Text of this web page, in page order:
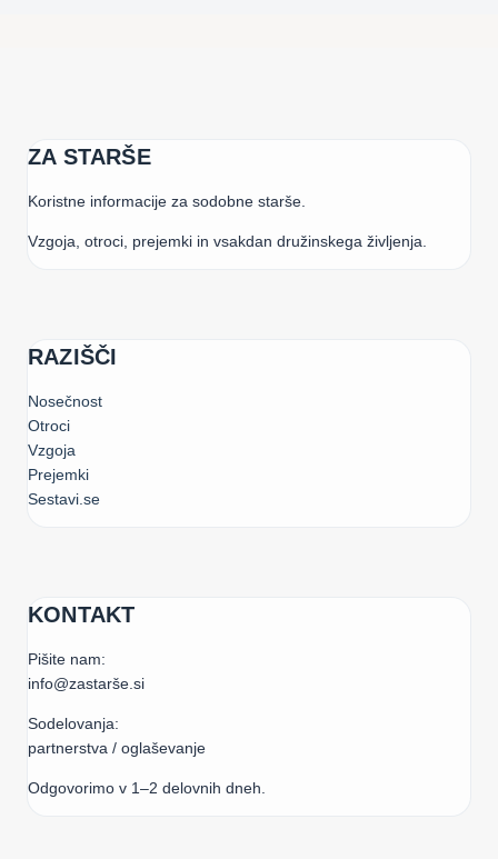
ZA STARŠE
Koristne informacije za sodobne starše.
Vzgoja, otroci, prejemki in vsakdan družinskega življenja.
RAZIŠČI
Nosečnost
Otroci
Vzgoja
Prejemki
Sestavi.se
KONTAKT
Pišite nam:
info@zastarše.si
Sodelovanja:
partnerstva / oglaševanje
Odgovorimo v 1–2 delovnih dneh.